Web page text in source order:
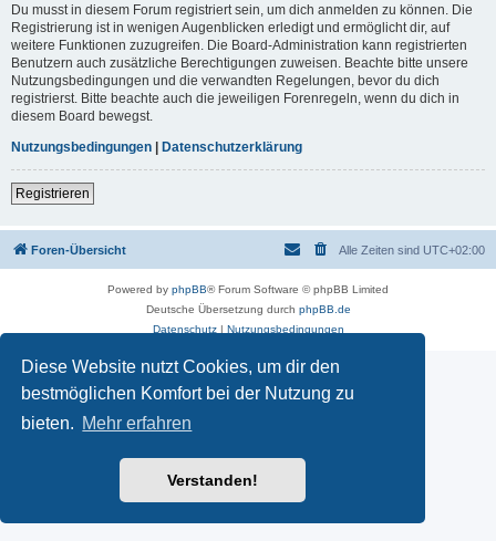
Diese Website nutzt Cookies, um dir den
bestmöglichen Komfort bei der Nutzung zu
bieten. Mehr erfahren
Verstanden!
Du musst in diesem Forum registriert sein, um dich anmelden zu können. Die
Registrierung ist in wenigen Augenblicken erledigt und ermöglicht dir, auf
weitere Funktionen zuzugreifen. Die Board-Administration kann registrierten
Benutzern auch zusätzliche Berechtigungen zuweisen. Beachte bitte unsere
Nutzungsbedingungen und die verwandten Regelungen, bevor du dich
registrierst. Bitte beachte auch die jeweiligen Forenregeln, wenn du dich in
diesem Board bewegst.
Nutzungsbedingungen | Datenschutzerklärung
Registrieren
Foren-Übersicht Alle Zeiten sind UTC+02:00
Powered by phpBB® Forum Software © phpBB Limited
Deutsche Übersetzung durch phpBB.de
Datenschutz| Nutzungsbedingungen